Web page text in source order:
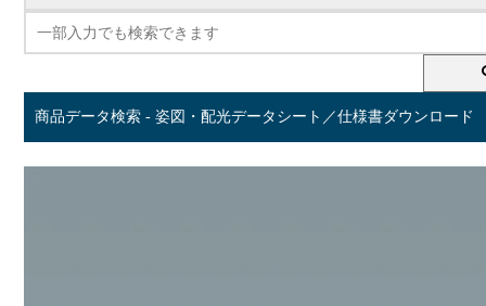
商品データ検索 - 姿図・配光データシート／仕様書ダウンロード